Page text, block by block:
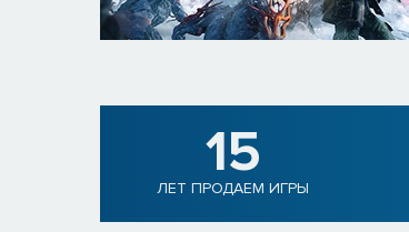
15
ЛЕТ ПРОДАЕМ ИГРЫ